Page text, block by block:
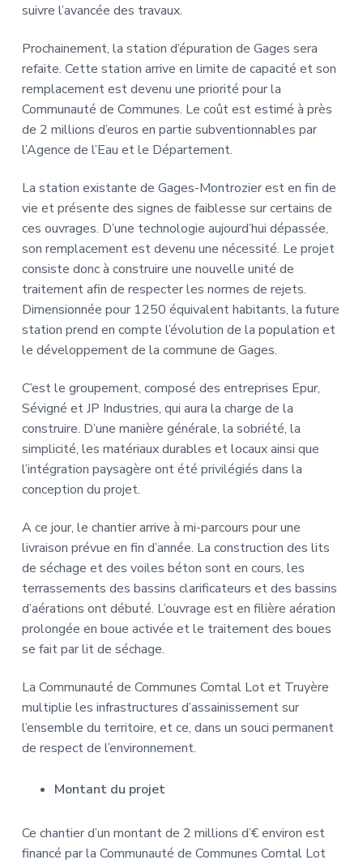
suivre l’avancée des travaux.
Prochainement, la station d’épuration de Gages sera
refaite. Cette station arrive en limite de capacité et son
remplacement est devenu une priorité pour la
Communauté de Communes. Le coût est estimé à près
de 2 millions d’euros en partie subventionnables par
l’Agence de l’Eau et le Département.
La station existante de Gages-Montrozier est en fin de
vie et présente des signes de faiblesse sur certains de
ces ouvrages. D’une technologie aujourd’hui dépassée,
son remplacement est devenu une nécessité. Le projet
consiste donc à construire une nouvelle unité de
traitement afin de respecter les normes de rejets.
Dimensionnée pour 1250 équivalent habitants, la future
station prend en compte l’évolution de la population et
le développement de la commune de Gages.
C’est le groupement, composé des entreprises Epur,
Sévigné et JP Industries, qui aura la charge de la
construire. D’une manière générale, la sobriété, la
simplicité, les matériaux durables et locaux ainsi que
l’intégration paysagère ont été privilégiés dans la
conception du projet.
A ce jour, le chantier arrive à mi-parcours pour une
livraison prévue en fin d’année. La construction des lits
de séchage et des voiles béton sont en cours, les
terrassements des bassins clarificateurs et des bassins
d’aérations ont débuté. L’ouvrage est en filière aération
prolongée en boue activée et le traitement des boues
se fait par lit de séchage.
La Communauté de Communes Comtal Lot et Truyère
multiplie les infrastructures d’assainissement sur
l’ensemble du territoire, et ce, dans un souci permanent
de respect de l’environnement.
Montant du projet
Ce chantier d’un montant de 2 millions d’€ environ est
financé par la Communauté de Communes Comtal Lot